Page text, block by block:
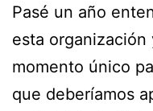
Pasé un año
esta
momento único
que deberíamos